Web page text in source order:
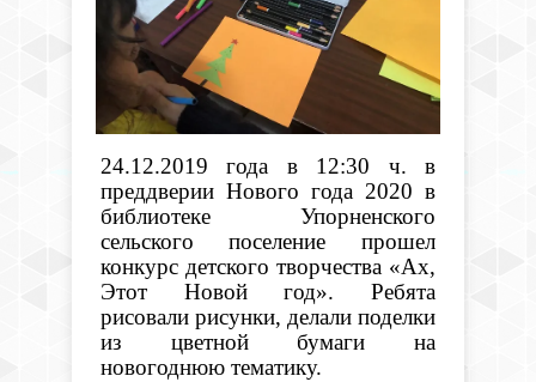
24.12.2019 года в 12:30 ч. в
преддверии Нового года 2020 в
библиотеке Упорненского
сельского поселение прошел
конкурс детского творчества «Ах,
Этот Новой год». Ребята
рисовали рисунки, делали поделки
из цветной бумаги на
новогоднюю тематику.